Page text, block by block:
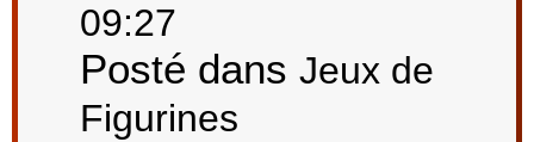
09:27
Posté dans Jeux de
Figurines